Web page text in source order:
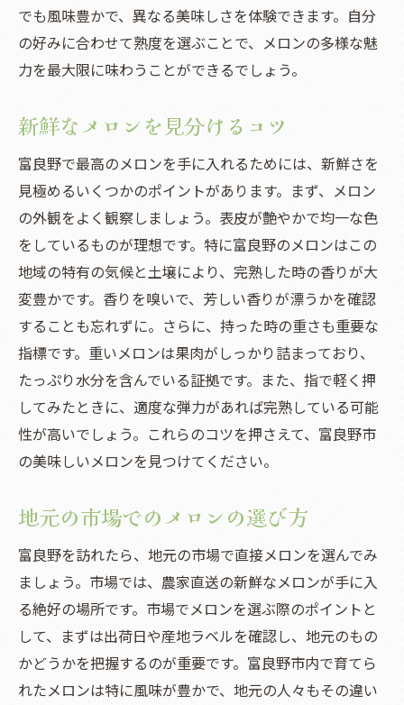
でも風味豊かで、異なる美味しさを体験できます。自分
の好みに合わせて熟度を選ぶことで、メロンの多様な魅
力を最大限に味わうことができるでしょう。
新鮮なメロンを見分けるコツ
富良野で最高のメロンを手に入れるためには、新鮮さを
見極めるいくつかのポイントがあります。まず、メロン
の外観をよく観察しましょう。表皮が艶やかで均一な色
をしているものが理想です。特に富良野のメロンはこの
地域の特有の気候と土壌により、完熟した時の香りが大
変豊かです。香りを嗅いで、芳しい香りが漂うかを確認
することも忘れずに。さらに、持った時の重さも重要な
指標です。重いメロンは果肉がしっかり詰まっており、
たっぷり水分を含んでいる証拠です。また、指で軽く押
してみたときに、適度な弾力があれば完熟している可能
性が高いでしょう。これらのコツを押さえて、富良野市
の美味しいメロンを見つけてください。
地元の市場でのメロンの選び方
富良野を訪れたら、地元の市場で直接メロンを選んでみ
ましょう。市場では、農家直送の新鮮なメロンが手に入
る絶好の場所です。市場でメロンを選ぶ際のポイントと
して、まずは出荷日や産地ラベルを確認し、地元のもの
かどうかを把握するのが重要です。富良野市内で育てら
れたメロンは特に風味が豊かで、地元の人々もその違い